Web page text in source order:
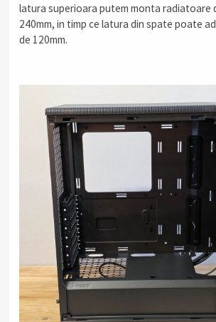
latura superioara putem monta radiatoare
240mm, in timp ce latura din spate poate
de 120mm.